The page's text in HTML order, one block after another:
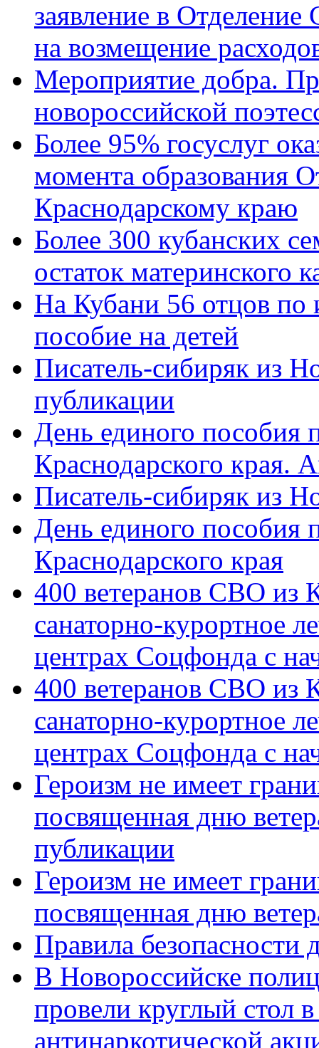
заявление в
на возмещение
Мероприятие добра.
новороссийской
Более 95% госуслуг
момента образования
Краснодарскому краю
Более 300 кубанских
остаток материнского
На Кубани 56 отцов по
пособие на детей
Писатель-сибиряк из
публикации
День единого пособия
Краснодарского края.
Писатель-сибиряк из
День единого пособия
Краснодарского края
400 ветеранов СВО из
санаторно-курортное
центрах Соцфонда с
400 ветеранов СВО из
санаторно-курортное
центрах Соцфонда с
Героизм не имеет
посвященная дню
публикации
Героизм не имеет
посвященная дню
Правила безопасности
В Новороссийске
провели круглый стол
антинаркотической